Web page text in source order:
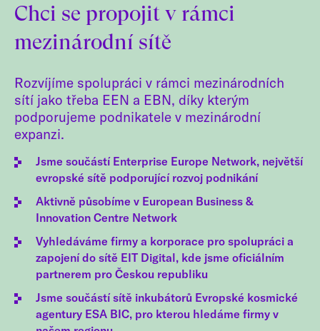
Chci se propojit v rámci
mezinárodní sítě
Rozvíjíme spolupráci v rámci mezinárodních
sítí jako třeba EEN a EBN, díky kterým
podporujeme podnikatele v mezinárodní
expanzi.
Jsme součástí Enterprise Europe Network, největší
evropské sítě podporující rozvoj podnikání
Aktivně působíme v European Business &
Innovation Centre Network
Vyhledáváme firmy a korporace pro spolupráci a
zapojení do sítě EIT Digital, kde jsme oficiálním
partnerem pro Českou republiku
Jsme součástí sítě inkubátorů Evropské kosmické
agentury ESA BIC, pro kterou hledáme firmy v